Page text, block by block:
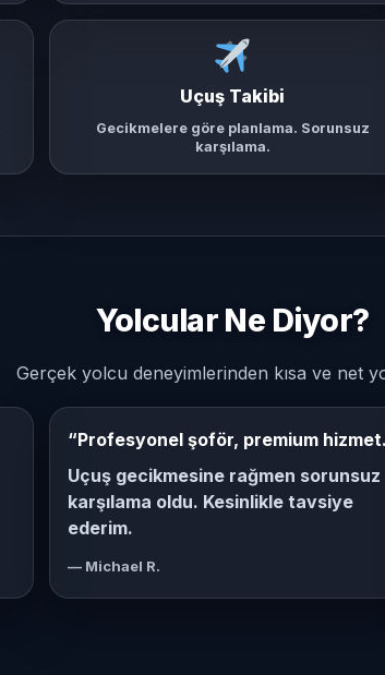
Uçuş Takibi
Gecikmelere göre planlama. Sorunsuz
karşılama.
Yolcular Ne Diyor?
Gerçek yolcu deneyimlerinden kısa ve net
“Profesyonel şoför, premium
Uçuş gecikmesine rağmen sorunsuz
karşılama oldu. Kesinlikle tavsiye
ederim.
— Michael R.